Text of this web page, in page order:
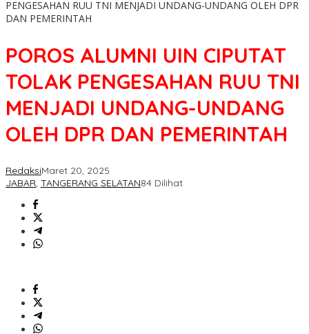
PENGESAHAN RUU TNI MENJADI UNDANG-UNDANG OLEH DPR
DAN PEMERINTAH
POROS ALUMNI UIN CIPUTAT
TOLAK PENGESAHAN RUU TNI
MENJADI UNDANG-UNDANG
OLEH DPR DAN PEMERINTAH
RedaksiMaret 20, 2025
JABAR, TANGERANG SELATAN84 Dilihat